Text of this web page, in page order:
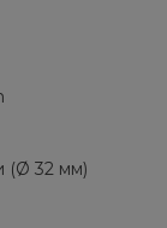
(Ø 32 мм)